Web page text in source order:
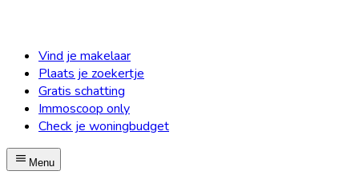
Vind je makelaar
Plaats je zoekertje
Gratis schatting
Immoscoop only
Check je woningbudget
Menu